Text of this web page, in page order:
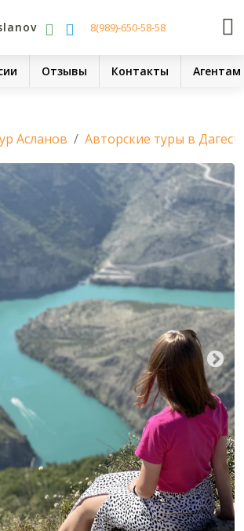
8(989)-650-58-58
Отзывы Контакты Агентам
Асланов Авторские туры в